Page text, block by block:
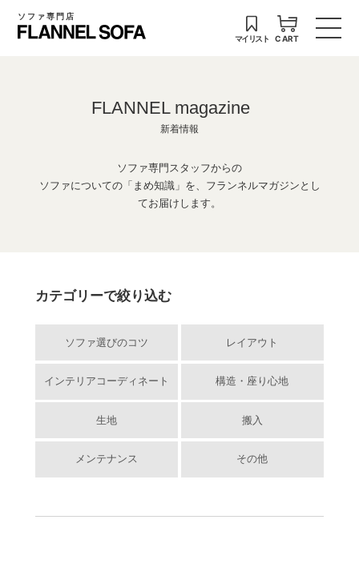
ソファ専門店
マイリスト CART
FLANNEL magazine
新着情報
ソファ専門スタッフからの
ソファについての「まめ知識」を、フランネルマガジンとし
てお届けします。
カテゴリーで絞り込む
ソファ選びのコツ レイアウト
インテリアコーディネート 構造・座り心地
生地 搬入
メンテナンス その他